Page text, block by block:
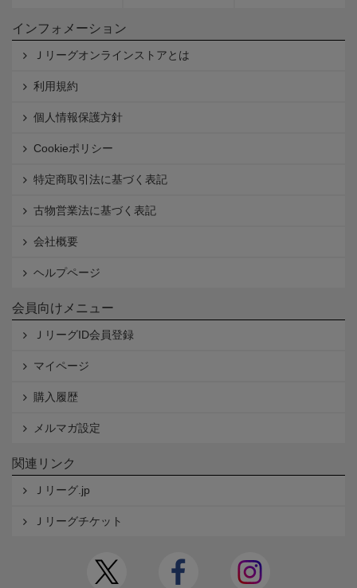
インフォメーション
Ｊリーグオンラインストアとは
利用規約
個人情報保護方針
Cookieポリシー
特定商取引法に基づく表記
古物営業法に基づく表記
会社概要
ヘルプページ
会員向けメニュー
ＪリーグID会員登録
マイページ
購入履歴
メルマガ設定
関連リンク
Ｊリーグ.jp
Ｊリーグチケット